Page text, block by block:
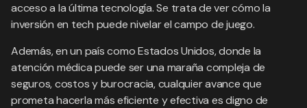
acceso a la última tecnología. Se trata de ver cómo la
inversión en tech puede nivelar el campo de juego.
Además, en un país como Estados Unidos, donde la
atención médica puede ser una maraña compleja de
seguros, costos y burocracia, cualquier avance que
prometa hacerla más eficiente y efectiva es digno de